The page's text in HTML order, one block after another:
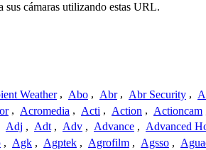
sus cámaras utilizando estas URL.
Weather , Abo , Abr , Abr Security ,
, Acromedia , Acti , Action , Actioncam
Adj , Adt , Adv , Advance , Advanced
, Agk , Agptek , Agrofilm , Agsso ,